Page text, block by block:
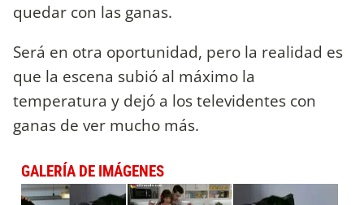
quedar con las ganas.
Será en otra oportunidad, pero la realidad es
que la escena subió al máximo la
temperatura y dejó a los televidentes con
ganas de ver mucho más.
GALERÍA DE IMÁGENES